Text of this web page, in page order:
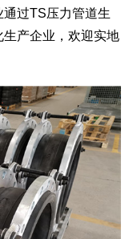
过TS压力管道生
产企业，欢迎实地